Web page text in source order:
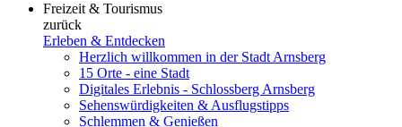
Freizeit & Tourismus
zurück
Erleben & Entdecken
Herzlich willkommen in der Stadt Arnsberg
15 Orte - eine Stadt
Digitales Erlebnis - Schlossberg Arnsberg
Sehenswürdigkeiten & Ausflugstipps
Schlemmen & Genießen